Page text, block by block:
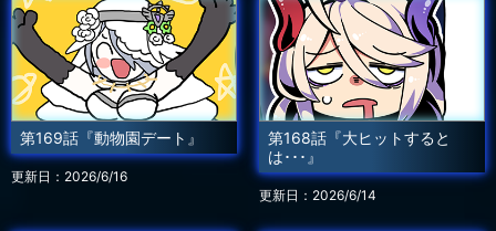
第169話『動物園デート』
更新日：2026/6/16
第168話『大ヒットすると
は･･･』
更新日：2026/6/14